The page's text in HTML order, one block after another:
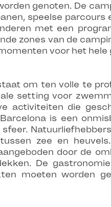
genoten. De
speelse parcours
met een
zones van de
voor het hele
om ten volle te
setting voor
activiteiten die
is een
zee en
door de
De
moeten worden